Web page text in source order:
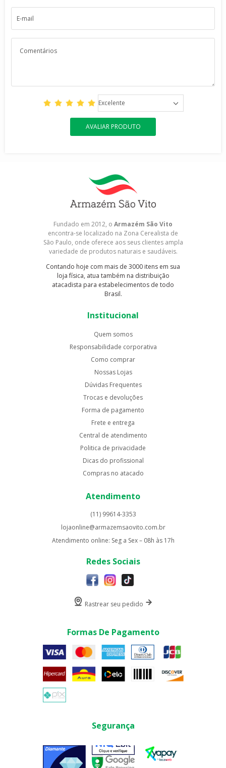
Excelente
AVALIAR PRODUTO
Fundado em 2012, o Armazém São Vito
encontra-se localizado na Zona Cerealista de
São Paulo, onde oferece aos seus clientes ampla
variedade de produtos naturais e saudáveis.
Contando hoje com mais de 3000 itens em sua
loja física, atua também na distribuição
atacadista para estabelecimentos de todo
Brasil.
Institucional
Quem somos
Responsabilidade corporativa
Como comprar
Nossas Lojas
Dúvidas Frequentes
Trocas e devoluções
Forma de pagamento
Frete e entrega
Central de atendimento
Politica de privacidade
Dicas do profissional
Compras no atacado
Atendimento
(11) 99614-3353
lojaonline@armazemsaovito.com.br
Atendimento online: Seg a Sex – 08h às 17h
Redes Sociais
Rastrear seu pedido
Formas De Pagamento
Segurança